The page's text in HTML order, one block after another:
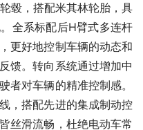
毂，搭配米其林轮胎，具
全系标配后H臂式多连杆
更好地控制车辆的动态和
馈。转向系统通过增加中
者对车辆的精准控制感。
，搭配先进的集成制动控
丝滑流畅，杜绝电动车常